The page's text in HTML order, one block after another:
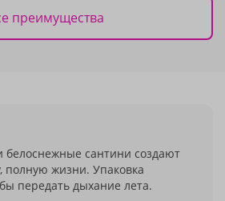
преимущества
белоснежные сантини создают
полную жизни. Упаковка
передать дыхание лета.